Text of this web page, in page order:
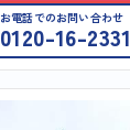
お電話でのお問い合わせ
0120-16-2331